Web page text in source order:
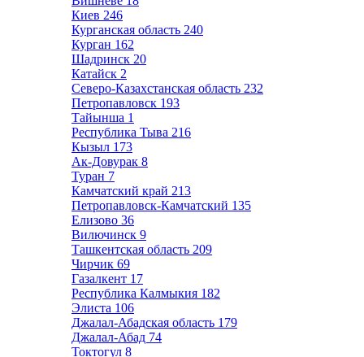
Киев 246
Курганская область 240
Курган 162
Шадринск 20
Катайск 2
Северо-Казахстанская область 232
Петропавловск 193
Тайынша 1
Республика Тыва 216
Кызыл 173
Ак-Довурак 8
Туран 7
Камчатский край 213
Петропавловск-Камчатский 135
Елизово 36
Вилючинск 9
Ташкентская область 209
Чирчик 69
Газалкент 17
Республика Калмыкия 182
Элиста 106
Джалал-Абадская область 179
Джалал-Абад 74
Токтогул 8